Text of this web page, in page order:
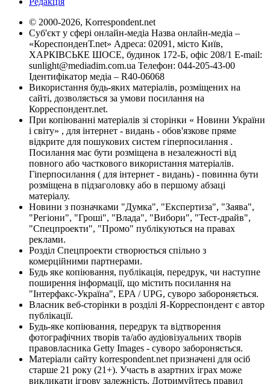
© 2000-2026, Korrespondent.net
Суб'єкт у сфері онлайн-медіа Назва онлайн-медіа –
«КореспонденТ.net» Адреса: 02091, місто Київ,
ХАРКІВСЬКЕ ШОСЕ, будинок 172-Б, офіс 208/1 E-mail:
sunlight@mediadim.com.ua Телефон: 044-205-43-00
Ідентифікатор медіа – R40-06068
Використання будь-яких матеріалів, розміщених на
сайті, дозволяється за умови посилання на
Корреспондент.net.
При копіюванні матеріалів зі сторінки « Новини України
і світу» , для інтернет - видань - обов'язкове пряме
відкрите для пошукових систем гіперпосилання .
Посилання має бути розміщена в незалежності від
повного або часткового використання матеріалів.
Гіперпосилання ( для інтернет - видань) - повинна бути
розміщена в підзаголовку або в першому абзаці
матеріалу.
Новини з позначками "Думка", "Експертиза", "Заява",
"Регіони", "Гроші", "Влада", "Вибори", "Тест-драйв",
"Спецпроекти", "Промо" публікуються на правах
реклами.
Розділ Спецпроекти створюється спільно з
комерційними партнерами.
Будь яке копіювання, публікація, передрук, чи наступне
поширення інформації, що містить посилання на
"Інтерфакс-Україна", EPA / UPG, суворо забороняється.
Власник веб-сторінки в розділі Я-Корреспондент є автор
публікації.
Будь-яке копіювання, передрук та відтворення
фотографічних творів та/або аудіовізуальних творів
правовласника Getty Images - суворо забороняється.
Матеріали сайту korrespondent.net призначені для осіб
старше 21 року (21+). Участь в азартних іграх може
викликати ігрову залежність. Дотримуйтесь правил